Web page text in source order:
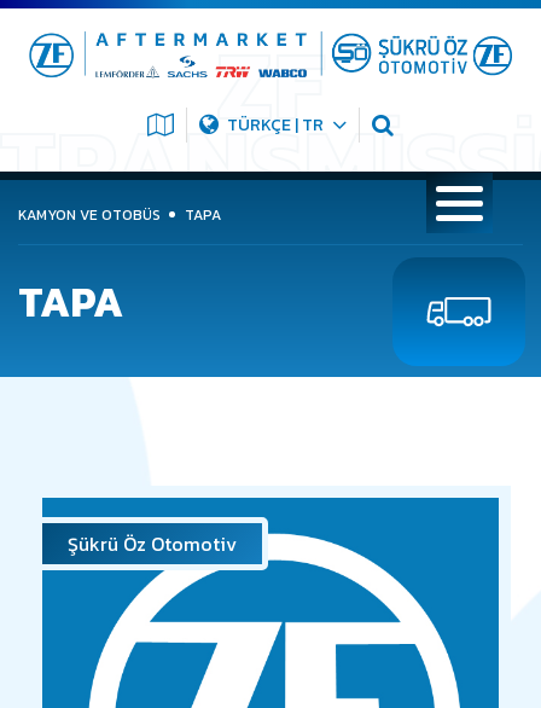
TÜRKÇE | TR
KAMYON VE OTOBÜS TAPA
TAPA
Şükrü Öz Otomotiv